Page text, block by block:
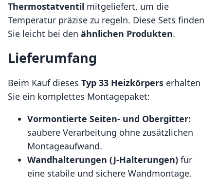
Thermostatventil mitgeliefert, um die
Temperatur präzise zu regeln. Diese Sets finden
Sie leicht bei den ähnlichen Produkten.
Lieferumfang
Beim Kauf dieses Typ 33 Heizkörpers erhalten
Sie ein komplettes Montagepaket:
Vormontierte Seiten- und Obergitter:
saubere Verarbeitung ohne zusätzlichen
Montageaufwand.
Wandhalterungen (J-Halterungen) für
eine stabile und sichere Wandmontage.